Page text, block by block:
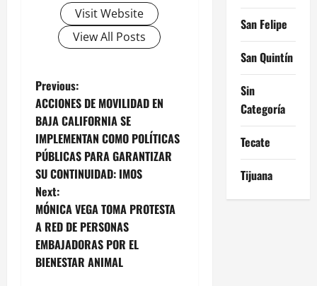
Visit Website
View All Posts
P
o
s
t
n
a
v
Previous:
ACCIONES DE MOVILIDAD EN
BAJA CALIFORNIA SE
IMPLEMENTAN COMO POLÍTICAS
PÚBLICAS PARA GARANTIZAR
SU CONTINUIDAD: IMOS
Next:
MÓNICA VEGA TOMA PROTESTA
A RED DE PERSONAS
EMBAJADORAS POR EL
BIENESTAR ANIMAL
San Felipe
San Quintín
Sin
Categoría
Tecate
Tijuana